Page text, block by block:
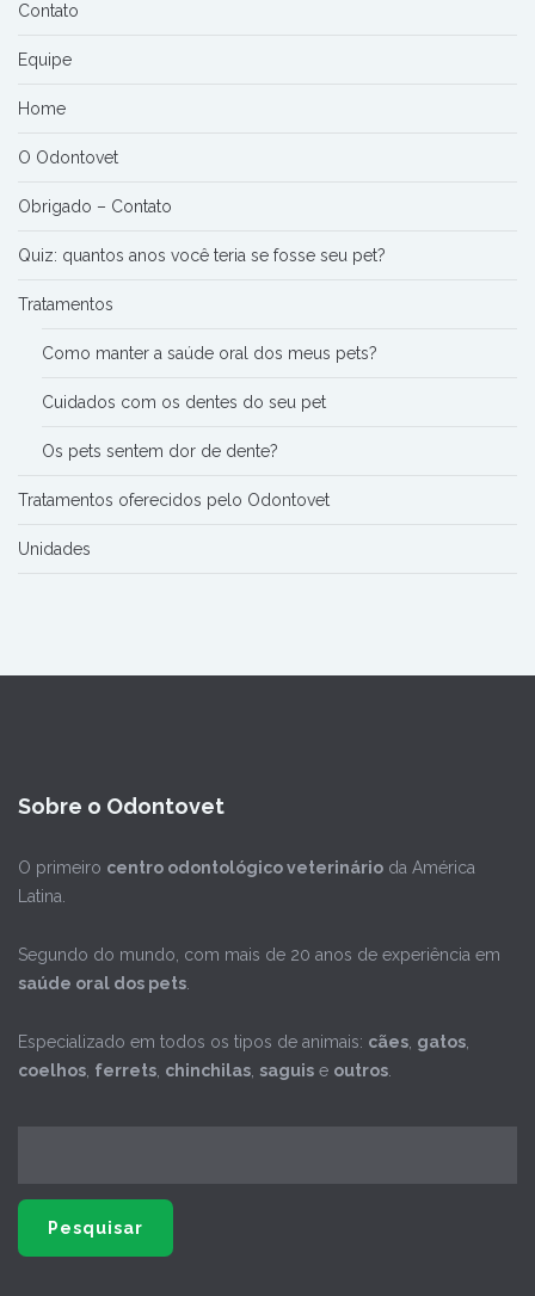
Contato
Equipe
Home
O Odontovet
Obrigado – Contato
Quiz: quantos anos você teria se fosse seu pet?
Tratamentos
Como manter a saúde oral dos meus pets?
Cuidados com os dentes do seu pet
Os pets sentem dor de dente?
Tratamentos oferecidos pelo Odontovet
Unidades
Sobre o Odontovet
O primeiro centro odontológico veterinário da América
Latina.
Segundo do mundo, com mais de 20 anos de experiência em
saúde oral dos pets.
Especializado em todos os tipos de animais: cães, gatos,
coelhos, ferrets, chinchilas, saguis e outros.